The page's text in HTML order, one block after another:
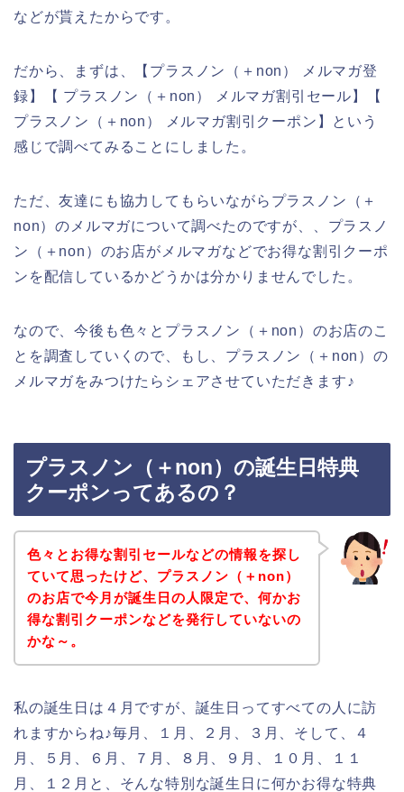
などが貰えたからです。
だから、まずは、【プラスノン（＋non） メルマガ登
録】【 プラスノン（＋non） メルマガ割引セール】【
プラスノン（＋non） メルマガ割引クーポン】という
感じで調べてみることにしました。
ただ、友達にも協力してもらいながらプラスノン（＋
non）のメルマガについて調べたのですが、、プラスノ
ン（＋non）のお店がメルマガなどでお得な割引クーポ
ンを配信しているかどうかは分かりませんでした。
なので、今後も色々とプラスノン（＋non）のお店のこ
とを調査していくので、もし、プラスノン（＋non）の
メルマガをみつけたらシェアさせていただきます♪
プラスノン（＋non）の誕生日特典
クーポンってあるの？
色々とお得な割引セールなどの情報を探し
ていて思ったけど、プラスノン（＋non）
のお店で今月が誕生日の人限定で、何かお
得な割引クーポンなどを発行していないの
かな～。
私の誕生日は４月ですが、誕生日ってすべての人に訪
れますからね♪毎月、１月、２月、３月、そして、４
月、５月、６月、７月、８月、９月、１０月、１１
月、１２月と、そんな特別な誕生日に何かお得な特典